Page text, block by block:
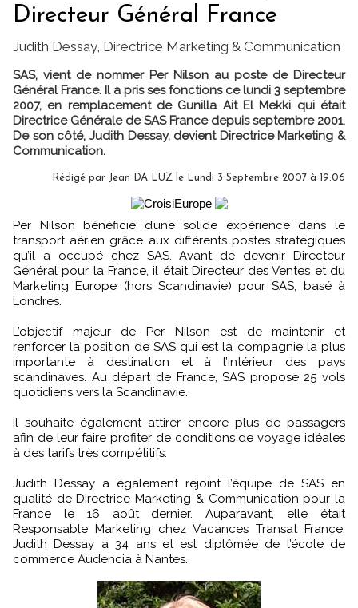
Directeur Général France
Judith Dessay, Directrice Marketing & Communication
SAS, vient de nommer Per Nilson au poste de Directeur
Général France. Il a pris ses fonctions ce lundi 3 septembre
2007, en remplacement de Gunilla Ait El Mekki qui était
Directrice Générale de SAS France depuis septembre 2001.
De son côté, Judith Dessay, devient Directrice Marketing &
Communication.
Rédigé par Jean DA LUZ le Lundi 3 Septembre 2007 à 19:06
Per Nilson bénéficie d’une solide expérience dans le
transport aérien grâce aux différents postes stratégiques
qu’il a occupé chez SAS. Avant de devenir Directeur
Général pour la France, il était Directeur des Ventes et du
Marketing Europe (hors Scandinavie) pour SAS, basé à
Londres.
L’objectif majeur de Per Nilson est de maintenir et
renforcer la position de SAS qui est la compagnie la plus
importante à destination et à l’intérieur des pays
scandinaves. Au départ de France, SAS propose 25 vols
quotidiens vers la Scandinavie.
Il souhaite également attirer encore plus de passagers
afin de leur faire profiter de conditions de voyage idéales
à des tarifs très compétitifs.
Judith Dessay a également rejoint l’équipe de SAS en
qualité de Directrice Marketing & Communication pour la
France le 16 août dernier. Auparavant, elle était
Responsable Marketing chez Vacances Transat France.
Judith Dessay a 34 ans et est diplômée de l’école de
commerce Audencia à Nantes.